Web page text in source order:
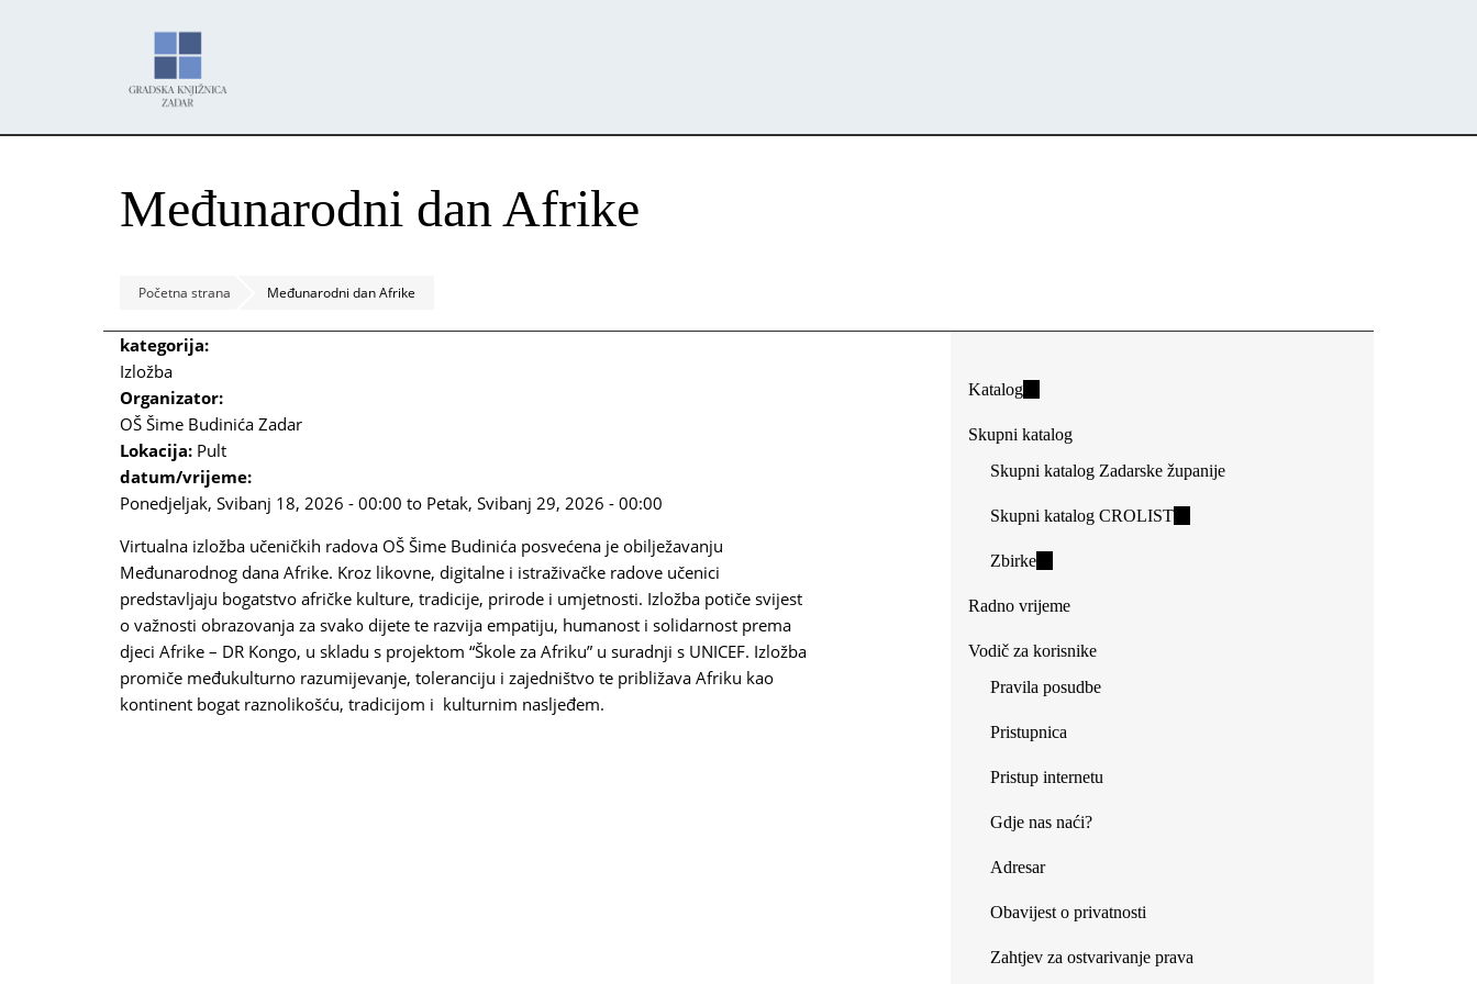
Međunarodni dan Afrike
Početna strana Međunarodni dan Afrike
kategorija:
Izložba
Organizator:
OŠ Šime Budinića Zadar
Lokacija: Pult
datum/vrijeme:
Ponedjeljak, Svibanj 18, 2026 - 00:00 to Petak, Svibanj 29, 2026 - 00:00
Virtualna izložba učeničkih radova OŠ Šime Budinića posvećena je obilježavanju
Međunarodnog dana Afrike. Kroz likovne, digitalne i istraživačke radove učenici
predstavljaju bogatstvo afričke kulture, tradicije, prirode i umjetnosti. Izložba potiče svijest
o važnosti obrazovanja za svako dijete te razvija empatiju, humanost i solidarnost prema
djeci Afrike – DR Kongo, u skladu s projektom “Škole za Afriku” u suradnji s UNICEF. Izložba
promiče međukulturno razumijevanje, toleranciju i zajedništvo te približava Afriku kao
kontinent bogat raznolikošću, tradicijom i kulturnim nasljeđem.
Katalog(link
external)
Skupni katalog
Skupni katalog Zadarske županije
Skupni katalog CROLIST(link
Zbirke(link
external)
Radno vrijeme
Vodič za korisnike
Pravila posudbe
Pristupnica
Pristup internetu
Gdje nas naći?
Adresar
Obavijest o privatnosti
Zahtjev za ostvarivanje prava